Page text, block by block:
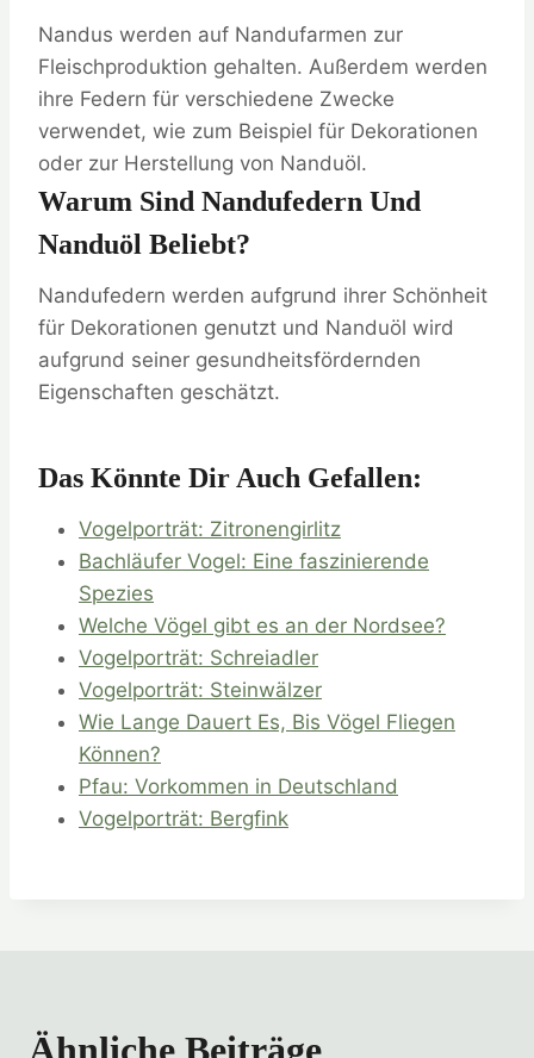
Nandus werden auf Nandufarmen zur
Fleischproduktion gehalten. Außerdem werden
ihre Federn für verschiedene Zwecke
verwendet, wie zum Beispiel für Dekorationen
oder zur Herstellung von Nanduöl.
Warum Sind Nandufedern Und
Nanduöl Beliebt?
Nandufedern werden aufgrund ihrer Schönheit
für Dekorationen genutzt und Nanduöl wird
aufgrund seiner gesundheitsfördernden
Eigenschaften geschätzt.
Das Könnte Dir Auch Gefallen:
Vogelporträt: Zitronengirlitz
Bachläufer Vogel: Eine faszinierende
Spezies
Welche Vögel gibt es an der Nordsee?
Vogelporträt: Schreiadler
Vogelporträt: Steinwälzer
Wie Lange Dauert Es, Bis Vögel Fliegen
Können?
Pfau: Vorkommen in Deutschland
Vogelporträt: Bergfink